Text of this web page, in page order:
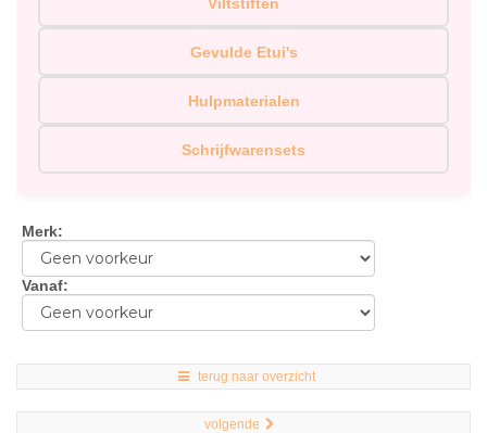
Gevulde Etui's
Hulpmaterialen
Schrijfwarensets
Merk:
Vanaf:
terug naar overzicht
volgende